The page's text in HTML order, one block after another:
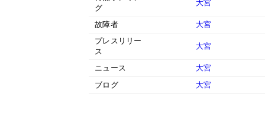
グ
大宮
故障者
大宮
プレスリリー
ス
大宮
ニュース
大宮
ブログ
大宮